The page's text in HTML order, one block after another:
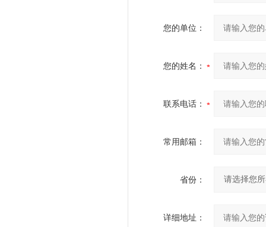
您的单位：
您的姓名：
联系电话：
常用邮箱：
省份：
详细地址：